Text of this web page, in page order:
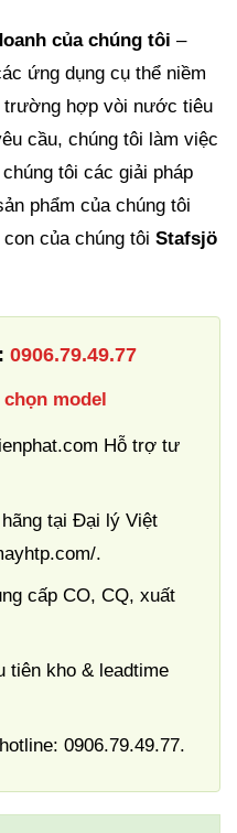
của chúng tôi –
ứng dụng cụ thể niềm
trường hợp vòi nước tiêu
cầu, chúng tôi làm việc
tôi các giải pháp
phẩm của chúng tôi
của chúng tôi Stafsjö
0906.79.49.77
model
Hỗ trợ tư
tại Đại lý Việt
.
cấp CO, CQ, xuất
tiên kho & leadtime
0906.79.49.77.